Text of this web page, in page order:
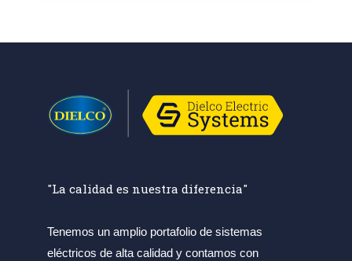
"La calidad es nuestra diferencia"
Tenemos un amplio portafolio de sistemas
eléctricos de alta calidad y contamos con